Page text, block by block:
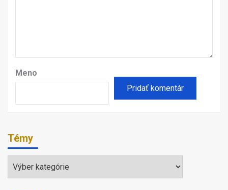
Meno
Témy
Témy